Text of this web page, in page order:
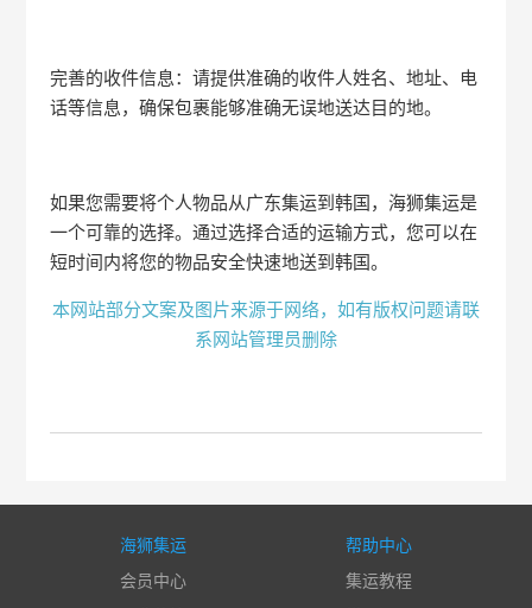
完善的收件信息：请提供准确的收件人姓名、地址、电
话等信息，确保包裹能够准确无误地送达目的地。
如果您需要将个人物品从广东集运到韩国，海狮集运是
一个可靠的选择。通过选择合适的运输方式，您可以在
短时间内将您的物品安全快速地送到韩国。
本网站部分文案及图片来源于网络，如有版权问题请联
系网站管理员删除
海狮集运
会员中心
帮助中心
集运教程